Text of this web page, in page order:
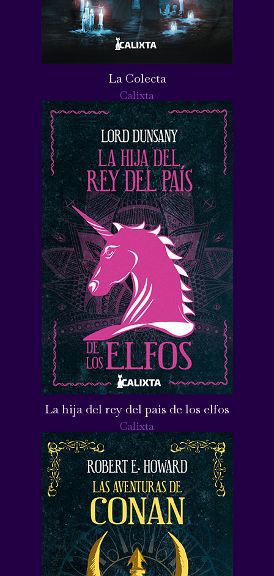
La Colecta
Calixta
La hija del rey del país de los elfos
Calixta